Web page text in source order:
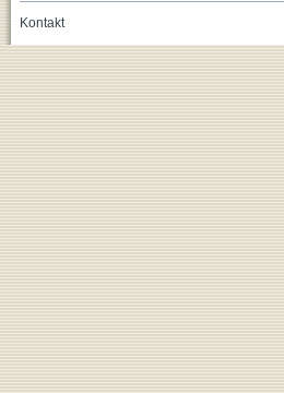
Kontakt